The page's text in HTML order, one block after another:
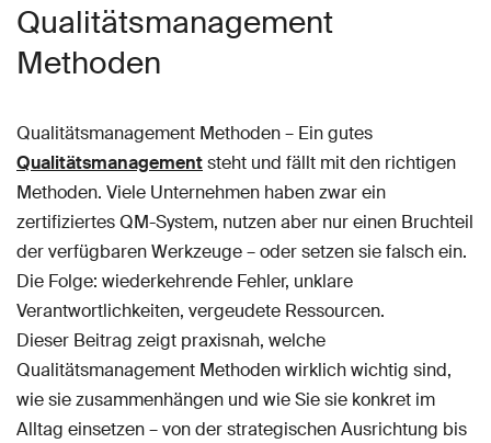
Qualitätsmanagement
Methoden
Qualitätsmanagement Methoden – Ein gutes
Qualitätsmanagementsteht und fällt mit den richtigen
Methoden. Viele Unternehmen haben zwar ein
zertifiziertes QM-System, nutzen aber nur einen Bruchteil
der verfügbaren Werkzeuge – oder setzen sie falsch ein.
Die Folge: wiederkehrende Fehler, unklare
Verantwortlichkeiten, vergeudete Ressourcen.
Dieser Beitrag zeigt praxisnah, welche
Qualitätsmanagement Methoden wirklich wichtig sind,
wie sie zusammenhängen und wie Sie sie konkret im
Alltag einsetzen – von der strategischen Ausrichtung bis